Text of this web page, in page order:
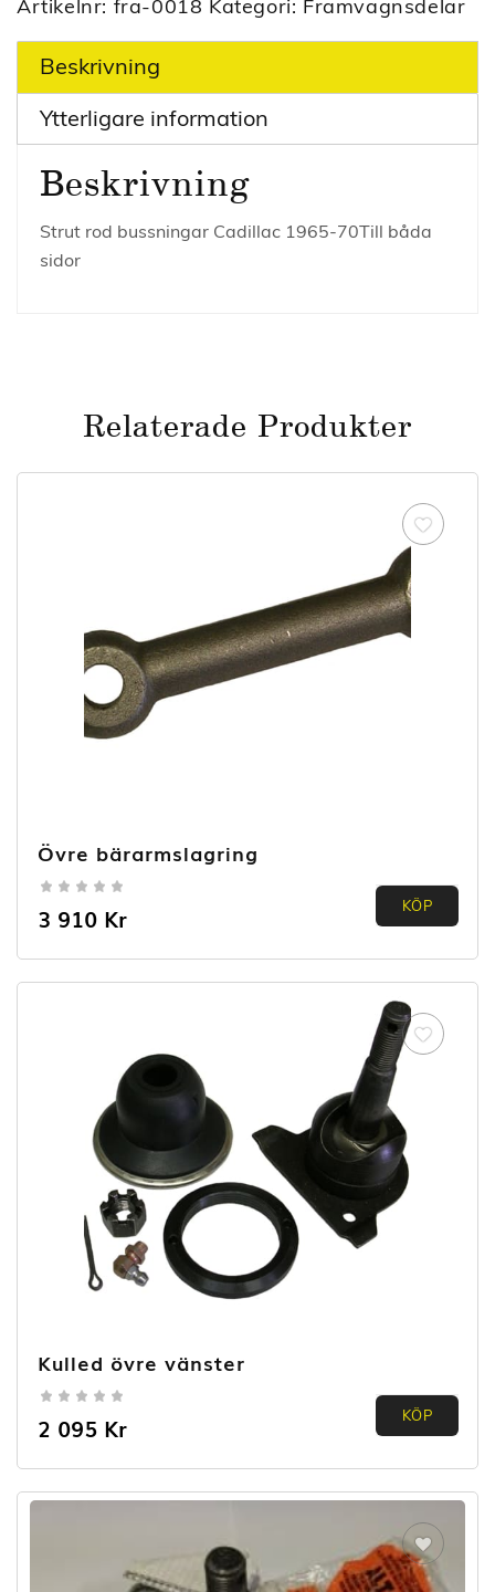
Artikelnr: fra-0018 Kategori: Framvagnsdelar
Beskrivning
Ytterligare information
Beskrivning
Strut rod bussningar Cadillac 1965-70Till båda
sidor
Relaterade Produkter
Övre bärarmslagring
0.00
out of
5
3 910 Kr KÖP
Kulled övre vänster
0.00
out of
5
2 095 Kr KÖP